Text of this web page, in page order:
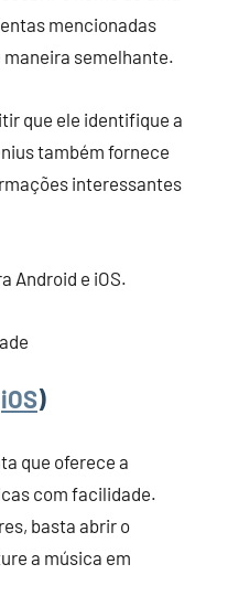
mencionadas
semelhante.
que ele identifique a
também fornece
interessantes
Android e iOS.
iOS)
que oferece a
com facilidade.
basta abrir o
a música em